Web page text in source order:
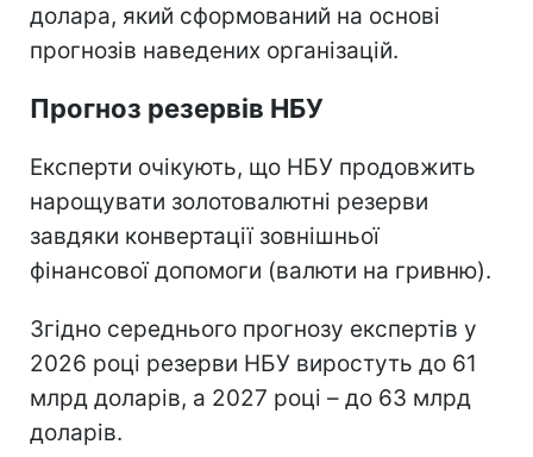
долара, який сформований на основі
прогнозів наведених організацій.
Прогноз резервів НБУ
Експерти очікують, що НБУ продовжить
нарощувати золотовалютні резерви
завдяки конвертації зовнішньої
фінансової допомоги (валюти на гривню).
Згідно середнього прогнозу експертів у
2026 році резерви НБУ виростуть до 61
млрд доларів, а 2027 році – до 63 млрд
доларів.